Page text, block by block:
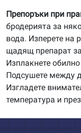
Препоръки при
бродерията за
вода. Изперете на
щадящ препарат
Изплакнете
Подсушете между
Изгладете
температура и